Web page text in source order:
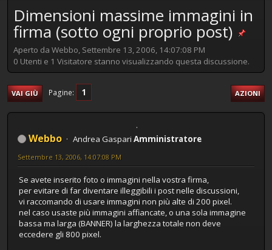
Dimensioni massime immagini in
firma (sotto ogni proprio post)
Aperto da Webbo, Settembre 13, 2006, 14:07:08 PM
0 Utenti e 1 Visitatore stanno visualizzando questa discussione.
VAI GIÙ Pagine 1 AZIONI
Webbo Andrea Gaspari Amministratore
Settembre 13, 2006, 14:07:08 PM
Se avete inserito foto o immagini nella vostra firma,
per evitare di far diventare illeggibili i post nelle discussioni,
vi raccomando di usare immagini non più alte di 200 pixel.
nel caso usaste più immagini affiancate, o una sola immagine
bassa ma larga (BANNER) la larghezza totale non deve
eccedere gli 800 pixel.